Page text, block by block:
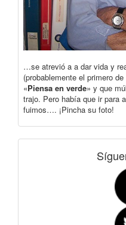
…se atrevió a a dar vida y
(probablemente el primero
«Piensa en verde» y que
trajo. Pero había que ir para
fuimos…. ¡Pincha su foto!